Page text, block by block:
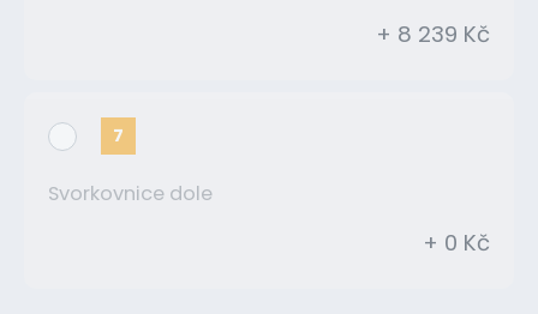
+ 8 239 Kč
7
Svorkovnice dole
+ 0 Kč